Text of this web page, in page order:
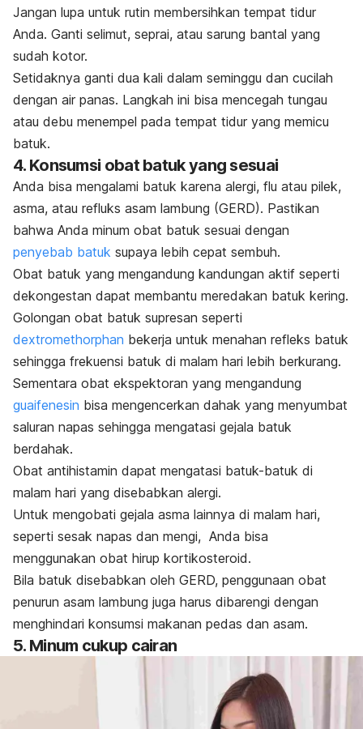
Jangan lupa untuk rutin membersihkan tempat tidur
Anda. Ganti selimut, seprai, atau sarung bantal yang
sudah kotor.
Setidaknya ganti dua kali dalam seminggu dan cucilah
dengan air panas. Langkah ini bisa mencegah tungau
atau debu menempel pada tempat tidur yang memicu
batuk.
4. Konsumsi obat batuk yang sesuai
Anda bisa mengalami batuk karena alergi, flu atau pilek,
asma, atau refluks asam lambung (GERD). Pastikan
bahwa Anda minum obat batuk sesuai dengan
penyebab batuk supaya lebih cepat sembuh.
Obat batuk yang mengandung kandungan aktif seperti
dekongestan dapat membantu meredakan batuk kering.
Golongan obat batuk supresan seperti
dextromethorphan bekerja untuk menahan refleks batuk
sehingga frekuensi batuk di malam hari lebih berkurang.
Sementara obat ekspektoran yang mengandung
guaifenesin bisa mengencerkan dahak yang menyumbat
saluran napas sehingga mengatasi gejala batuk
berdahak.
Obat antihistamin dapat mengatasi batuk-batuk di
malam hari yang disebabkan alergi.
Untuk mengobati gejala asma lainnya di malam hari,
seperti sesak napas dan mengi, Anda bisa
menggunakan obat hirup kortikosteroid.
Bila batuk disebabkan oleh GERD, penggunaan obat
penurun asam lambung juga harus dibarengi dengan
menghindari konsumsi makanan pedas dan asam.
5. Minum cukup cairan